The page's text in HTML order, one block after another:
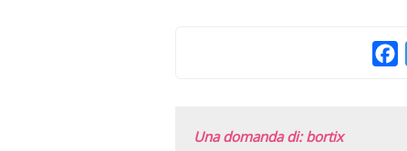
Una domanda di: bortix